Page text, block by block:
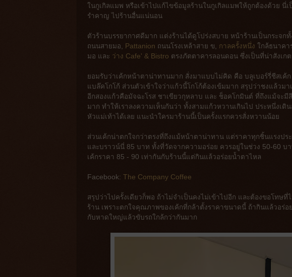
ในกูเกิลแมพ หรือเข้าไปแก้ไขข้อมูลร้านในกูเกิลแมพให้ถูกต้องด้วย นี่
รำคาญ ไปร้านอื่นแน่นอน
ตัวร้านบรรยากาศดีมาก แต่งร้านได้ดูโปร่งสบาย หน้าร้านเป็นกระจ
ถนนสายมอ,
Pattanion ถนนโรงเหล้าสาย ข, กาลครั้งหนึ่ง ใกล้ธนาคา
มอ และ ว่าง Cafe' & Bistro ตรงภัตตาคารลอนดอน ซึ่งเป็นที่น่าสังเก
ยอมรับว่าเค้กหน้าตาน่าทานมาก สั่งมาแบบไม่คิด คือ บลูเบอร์รี่ชีสเ
แบล๊คโกโก้ ส่วนตัวเข้าใจว่าแก้วนี้โกโก้ต้องเข้มมาก สรุปว่าชงแล้วม
อีกสองแก้วคือมัจฉะโรส ชาเขียวกุหลาบ และ ช็อคโกมินต์ ที่ถึงแม้จะ
มาก ทำให้เราลงความเห็นกันว่า ทั้งสามแก้วหวานเกินไป ประหนึ่งเ
หัวแม่เท้าได้เลย แนะนำใครมาร้านนี้เป็นครั้งแรกควรสั่งหวานน้อย
ส่วนเค้กน่าตกใจกว่าตรงที่ถึงแม้หน้าตาน่าทาน แต่ราคาทุกชิ้นแรงป
และบราวน์นี่ 85 บาท ทั้งที่วัดจากความอร่อย ควรอยู่ในช่วง 50-60
เค้กราคา 85 - 90 เท่ากันกับร้านนี้แต่กินแล้วอร่อยน้ำตาไหล
Facebook: The Company Coffee
สรุปว่าไปครั้งเดียวก็พอ ถ้าไม่จำเป็นคงไม่เข้าไปอีก และต้องขอโทษ
ร้าน เพราะตกใจคุณภาพของเค้กที่กล้าตั้งราคาขนาดนี้ ถ้ากินแล้วอร่อ
กับหาดใหญ่แล้วขับรถใกล้กว่ากันมาก